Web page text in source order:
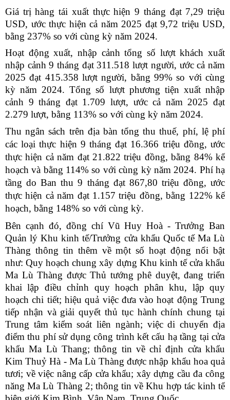
Giá trị hàng tái xuất thực hiện 9 tháng đạt 7,29 triệu
USD, ước thực hiện cả năm 2025 đạt 9,72 triệu USD,
bằng 237% so với cùng kỳ năm 2024.
Hoạt động xuất, nhập cảnh tổng số lượt khách xuất
nhập cảnh 9 tháng đạt 311.518 lượt người, ước cả năm
2025 đạt 415.358 lượt người, bằng 99% so với cùng
kỳ năm 2024. Tổng số lượt phương tiện xuất nhập
cảnh 9 tháng đạt 1.709 lượt, ước cả năm 2025 đạt
2.279 lượt, bằng 113% so với cùng kỳ năm 2024.
Thu ngân sách trên địa bàn tổng thu thuế, phí, lệ phí
các loại thực hiện 9 tháng đạt 16.366 triệu đồng, ước
thực hiện cả năm đạt 21.822 triệu đồng, bằng 84% kế
hoạch và bằng 114% so với cùng kỳ năm 2024. Phí hạ
tầng do Ban thu 9 tháng đạt 867,80 triệu đồng, ước
thực hiện cả năm đạt 1.157 triệu đồng, bằng 122% kế
hoạch, bằng 148% so với cùng kỳ.
Bên cạnh đó, đồng chí Vũ Huy Hoà - Trưởng Ban
Quản lý Khu kinh tế/Trưởng cửa khẩu Quốc tế Ma Lù
Thàng thông tin thêm về một số hoạt động nổi bật
như: Quy hoạch chung xây dựng Khu kinh tế cửa khẩu
Ma Lù Thàng được Thủ tướng phê duyệt, đang triển
khai lập điều chỉnh quy hoạch phân khu, lập quy
hoạch chi tiết; hiệu quả việc đưa vào hoạt động Trung
tiếp nhận và giải quyết thủ tục hành chính chung tại
Trung tâm kiểm soát liên ngành; việc di chuyển địa
điểm thu phí sử dụng công trình kết cấu hạ tầng tại cửa
khẩu Ma Lù Thang; thông tin về chỉ định cửa khẩu
Kim Thuỷ Hà - Ma Lù Thàng được nhập khẩu hoa quả
tươi; về việc nâng cấp cửa khẩu; xây dựng cầu đa công
năng Ma Lù Thàng 2; thông tin về Khu hợp tác kinh tế